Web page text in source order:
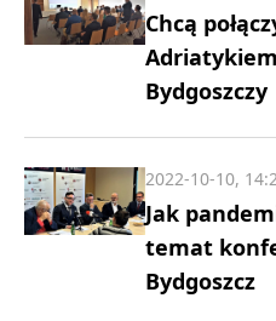
Chcą
Bydgoszczy
Jak
temat
Bydgoszcz
2022-10-10,